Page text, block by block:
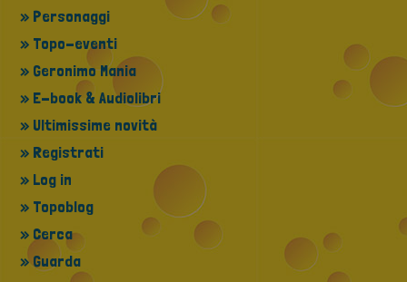
» Personaggi
» Topo-eventi
» Geronimo Mania
» E-book & Audiolibri
» Ultimissime novità
» Registrati
» Log in
» Topoblog
» Cerca
» Guarda